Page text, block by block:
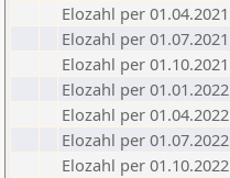
Elozahl per 01.04.2021
Elozahl per 01.07.2021
Elozahl per 01.10.2021
Elozahl per 01.01.2022
Elozahl per 01.04.2022
Elozahl per 01.07.2022
Elozahl per 01.10.2022